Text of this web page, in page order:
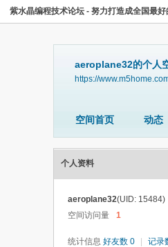
紫水晶编程技术论坛 - 努力打造成全国最
aeroplane32的个人
https://
空间首页 动态
个人资料
aeroplane32(UID: 15484)
空间访问量
1
统计信息 好友数 0 记录